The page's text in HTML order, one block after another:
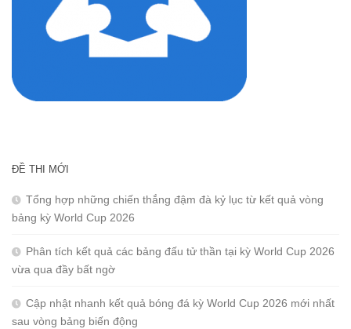
ĐỀ THI MỚI
Tổng hợp những chiến thắng đậm đà kỷ lục từ kết quả vòng
bảng kỳ World Cup 2026
Phân tích kết quả các bảng đấu tử thần tại kỳ World Cup 2026
vừa qua đầy bất ngờ
Cập nhật nhanh kết quả bóng đá kỳ World Cup 2026 mới nhất
sau vòng bảng biến động